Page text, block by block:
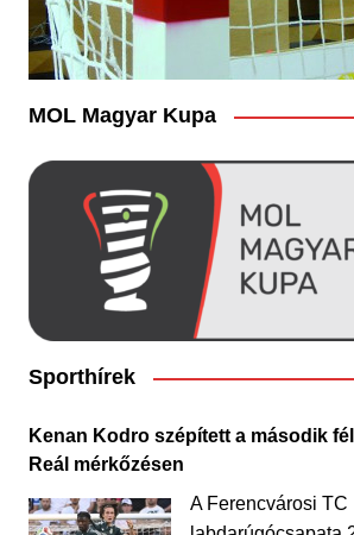
MOL Magyar Kupa
Sporthírek
Kenan Kodro szépített a második
Reál mérkőzésen
A Ferencvárosi TC